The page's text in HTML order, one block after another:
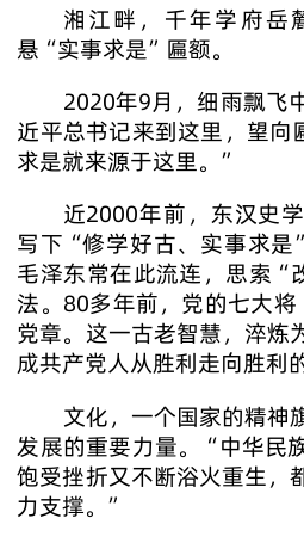
湘江畔，千年学府岳
悬“实事求是”匾额。
2020年9月，细雨飘飞
近平总书记来到这里，望
求是就来源于这里。”
近2000年前，东汉史
写下“修学好古、实事求
毛泽东常在此流连，思索“
法。80多年前，党的七大
党章。这一古老智慧，淬炼
成共产党人从胜利走向胜利
文化，一个国家的精神
发展的重要力量。“中华民
饱受挫折又不断浴火重生，
力支撑。”